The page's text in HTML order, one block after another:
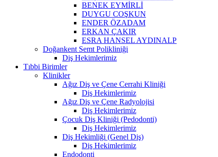
BENEK EYMİRLİ
DUYGU COŞKUN
ENDER ÖZADAM
ERKAN ÇAKIR
ESRA HANSEL AYDINALP
Doğankent Semt Polikliniği
Diş Hekimlerimiz
Tıbbi Birimler
Klinikler
Ağız Diş ve Çene Cerrahi Kliniği
Diş Hekimlerimiz
Ağız Diş ve Çene Radyolojisi
Diş Hekimlerimiz
Çocuk Diş Kliniği (Pedodonti)
Diş Hekimlerimiz
Diş Hekimliği (Genel Diş)
Diş Hekimlerimiz
Endodonti